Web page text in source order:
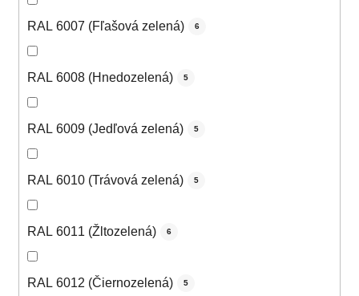
RAL 6007 (Fľašová zelená) 6
RAL 6008 (Hnedozelená) 5
RAL 6009 (Jedľová zelená) 5
RAL 6010 (Trávová zelená) 5
RAL 6011 (Žltozelená) 6
RAL 6012 (Čiernozelená) 5